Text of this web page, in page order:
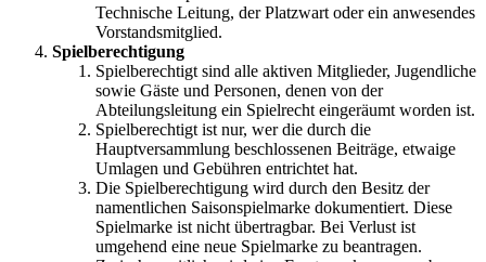
Technische Leitung, der Platzwart oder ein anwesendes
Vorstandsmitglied.
Spielberechtigung
Spielberechtigt sind alle aktiven Mitglieder, Jugendliche
sowie Gäste und Personen, denen von der
Abteilungsleitung ein Spielrecht eingeräumt worden ist.
Spielberechtigt ist nur, wer die durch die
Hauptversammlung beschlossenen Beiträge, etwaige
Umlagen und Gebühren entrichtet hat.
Die Spielberechtigung wird durch den Besitz der
namentlichen Saisonspielmarke dokumentiert. Diese
Spielmarke ist nicht übertragbar. Bei Verlust ist
umgehend eine neue Spielmarke zu beantragen.